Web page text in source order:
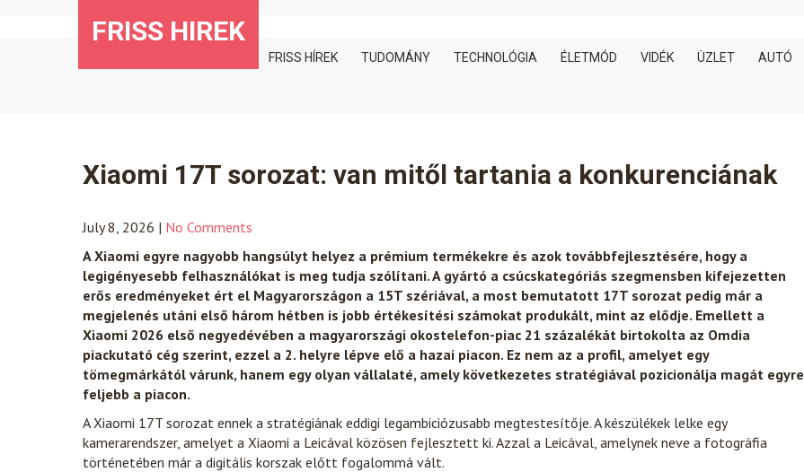
FRISS HIREK
FRISS HÍREK TUDOMÁNY TECHNOLÓGIA ÉLETMÓD VIDÉK ÜZLET AUTÓ
Xiaomi 17T sorozat: van mitől tartania a konkurenciának
July 8, 2026 | No Comments
A Xiaomi egyre nagyobb hangsúlyt helyez a prémium termékekre és azok továbbfejlesztésére, hogy a
legigényesebb felhasználókat is meg tudja szólítani. A gyártó a csúcskategóriás szegmensben kifejezetten
erős eredményeket ért el Magyarországon a 15T szériával, a most bemutatott 17T sorozat pedig már a
megjelenés utáni első három hétben is jobb értékesítési számokat produkált, mint az elődje. Emellett a
Xiaomi 2026 első negyedévében a magyarországi okostelefon-piac 21 százalékát birtokolta az Omdia
piackutató cég szerint, ezzel a 2. helyre lépve elő a hazai piacon. Ez nem az a profil, amelyet egy
tömegmárkától várunk, hanem egy olyan vállalaté, amely következetes stratégiával pozicionálja magát egyre
feljebb a piacon.
A Xiaomi 17T sorozat ennek a stratégiának eddigi legambiciózusabb megtestesítője. A készülékek lelke egy
kamerarendszer, amelyet a Xiaomi a Leicával közösen fejlesztett ki. Azzal a Leicával, amelynek neve a fotográfia
történetében már a digitális korszak előtt fogalommá vált.